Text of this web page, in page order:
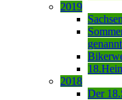
2019
genannt
2018
Der